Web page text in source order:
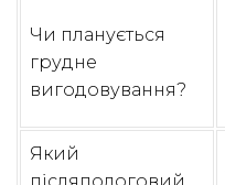
Чи планується
грудне
вигодовування?
Який